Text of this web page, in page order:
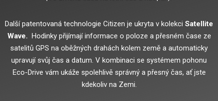
Další patentovaná technologie Citizen je ukryta v kolekci Satellite
Wave. Hodinky přijímají informace o poloze a přesném čase ze
satelitů GPS na oběžných drahách kolem země a automaticky
upravují svůj čas a datum. V kombinaci se systémem pohonu
Eco-Drive vám ukáže spolehlivě správný a přesný čas, ať jste
kdekoliv na Zemi.